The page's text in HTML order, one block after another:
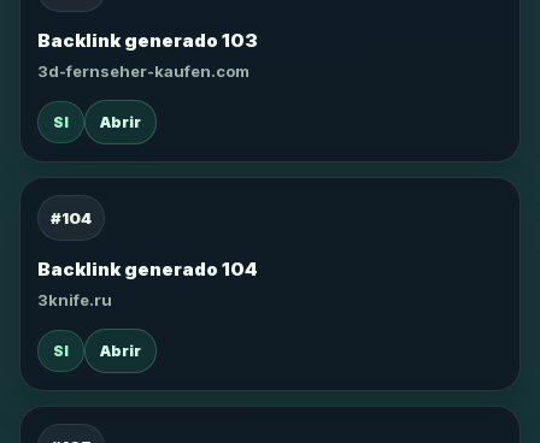
Backlink generado 103
3d-fernseher-kaufen.com
SI Abrir
#104
Backlink generado 104
3knife.ru
SI Abrir